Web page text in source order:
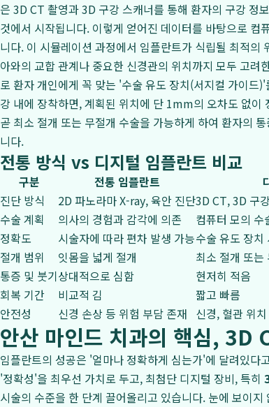
은 3D CT 촬영과 3D 구강 스캐너를 통해 환자의 구강 정
것에서 시작됩니다. 이렇게 얻어진 데이터를 바탕으로
니다. 이 시뮬레이션 과정에서 임플란트가 식립될 최적의
아와의 교합 관계나 중요한 신경관의 위치까지 모두 고
로 환자 개인에게 꼭 맞는 '수술 유도 장치(서지컬 가이드
강 내에 장착하면, 계획된 위치에 단 1mm의 오차도 없이
곧 최소 절개 또는 무절개 수술을 가능하게 하여 환자의
니다.
전통 방식 vs 디지털 임플란트 비교
구분 전통 임플란트
진단 방식
2D 파노라마 X-ray, 육안 진단3D CT, 3D 구
수술 계획
의사의 경험과 감각에 의존
컴퓨터 모의 수
정확도
시술자에 따라 편차 발생 가능수술 유도 장치
절개 범위
잇몸을 넓게 절개
최소 절개 또는
통증 및 붓기상대적으로 심함
현저히 적음
회복 기간
비교적 김
짧고 빠름
안전성
신경 손상 등 위험 부담 존재 신경, 혈관 위
안산 마인드 치과의 핵심, 3D
임플란트의 성공은 '얼마나 정확하게 심는가'에 달려있다
'정확성'을 최우선 가치로 두고, 최첨단 디지털 장비, 특히
시술의 수준을 한 단계 끌어올리고 있습니다. 눈에 보이